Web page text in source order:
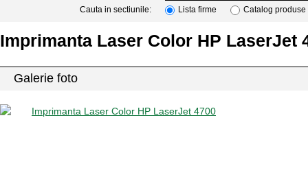
Cauta in sectiunile: Lista firme Catalog produse
Imprimanta Laser Color HP LaserJet
Galerie foto